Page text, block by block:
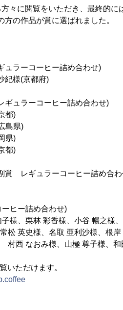
々に閲覧をいただき、最終的に
の作品が賞に選ばれました。
ラーコーヒー詰め合わせ)
紀様(京都府)
ュラーコーヒー詰め合わせ)
都)
島県)
県)
都)
賞 レギュラーコーヒー詰め合わ
ヒー詰め合わせ)
様、栗林 彩香様、小谷 暢之様
松 英史様、名取 亜利沙様、根
村西 なおみ様、山極 尊子様、和
いただけます。